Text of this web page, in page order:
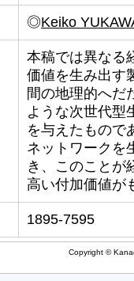
◎Keiko
本稿では異なる
価値を生み出す
間の地理的へだ
ような次世代型
を与えたもので
ネットワークを
き、このことが
高い付加価値が
1895-7595
Copyright ©